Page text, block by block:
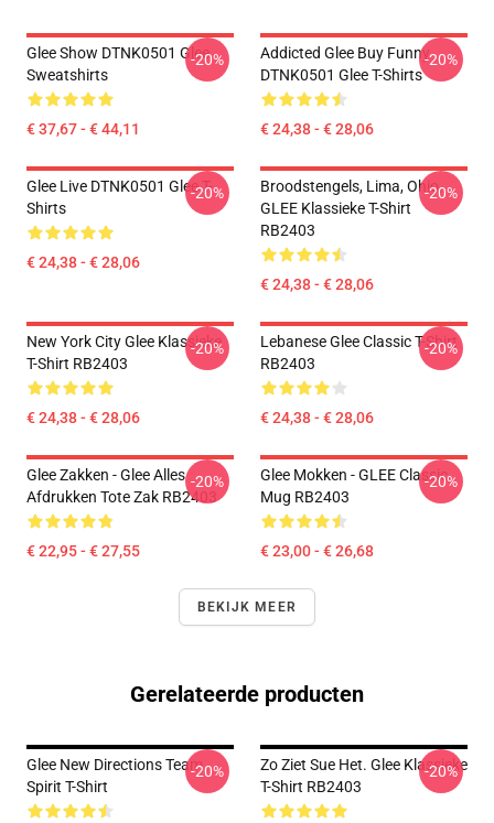
Glee Show DTNK0501 Glee
Sweatshirts
€ 37,67 - € 44,11
-20%
Addicted Glee Buy Funny
DTNK0501 Glee T-Shirts
€ 24,38 - € 28,06
-20%
Glee Live DTNK0501 Glee T-
Shirts
€ 24,38 - € 28,06
-20%
Broodstengels, Lima, Ohio,
GLEE Klassieke T-Shirt
RB2403
€ 24,38 - € 28,06
-20%
New York City Glee Klassieke
T-Shirt RB2403
€ 24,38 - € 28,06
-20%
Lebanese Glee Classic T-Shirt
RB2403
€ 24,38 - € 28,06
-20%
Glee Zakken - Glee Alles
Afdrukken Tote Zak RB2403
€ 22,95 - € 27,55
-20%
Glee Mokken - GLEE Classic
Mug RB2403
€ 23,00 - € 26,68
-20%
BEKIJK MEER
Gerelateerde producten
Glee New Directions Team
Spirit T-Shirt
-20%
Zo Ziet Sue Het. Glee Klassieke
T-Shirt RB2403
-20%